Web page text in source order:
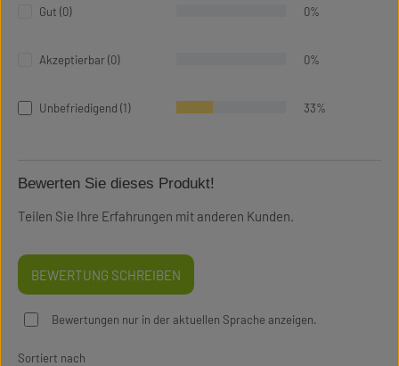
Gut (0) 0%
Akzeptierbar (0) 0%
Unbefriedigend (1) 33%
Bewerten Sie dieses Produkt!
Teilen Sie Ihre Erfahrungen mit anderen Kunden.
BEWERTUNG SCHREIBEN
Bewertungen nur in der aktuellen Sprache anzeigen.
Sortiert nach